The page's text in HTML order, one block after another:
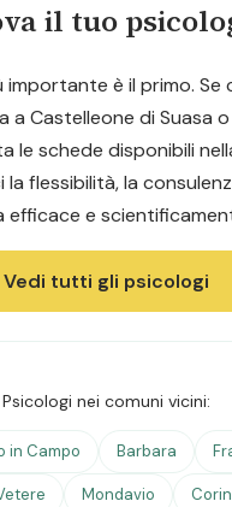
il tuo
importante è il primo. Se
a Castelleone di Suasa
le schede disponibili
la flessibilità, la
efficace e
Vedi tutti gli psicologi
Psicologi nei comuni vicini:
in Campo Barbara
Mondavio